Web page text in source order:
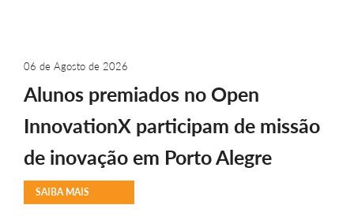
06 de Agosto de 2026
Alunos premiados no Open
InnovationX participam de missão
de inovação em Porto Alegre
SAIBA MAIS